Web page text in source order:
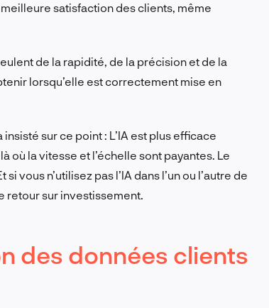
satisfaction des clients, même
de la rapidité, de la précision et de la
lorsqu’elle est correctement mise en
sur ce point : L’IA est plus efficace
où la vitesse et l’échelle sont payantes. Le
vous n’utilisez pas l’IA dans l’un ou l’autre de
retour sur investissement.
des données clients